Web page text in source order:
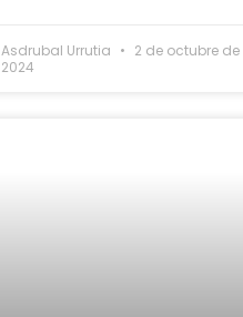
Asdrubal Urrutia
2 de octubre de
2024